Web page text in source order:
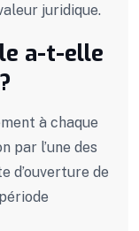
juridique.
a-t-elle
à chaque
par l’une des
d’ouverture de